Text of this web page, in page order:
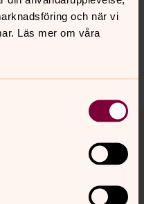
och när vi
Läs mer om våra
på sidans